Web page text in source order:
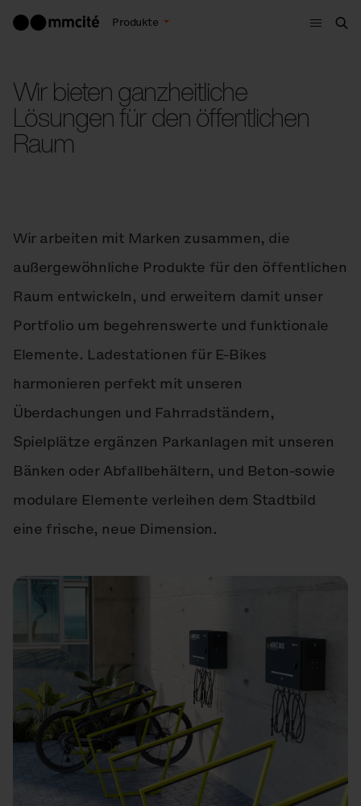
Produkte
Menu
Wir bieten ganzheitliche
Lösungen für den öffentlichen
Raum
Wir arbeiten mit Marken zusammen, die
außergewöhnliche Produkte für den öffentlichen
Raum entwickeln, und erweitern damit unser
Portfolio um begehrenswerte und funktionale
Elemente. Ladestationen für E‑Bikes
harmonieren perfekt mit unseren
Überdachungen und Fahrradständern,
Spielplätze ergänzen Parkanlagen mit unseren
Bänken oder Abfallbehältern, und Beton-sowie
modulare Elemente verleihen dem Stadtbild
eine frische, neue Dimension.